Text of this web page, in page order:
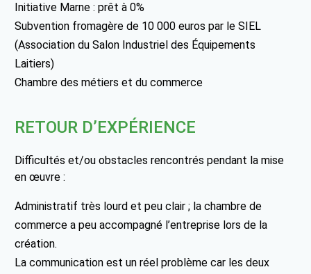
Initiative Marne : prêt à 0%
Subvention fromagère de 10 000 euros par le SIEL
(Association du Salon Industriel des Équipements
Laitiers)
Chambre des métiers et du commerce
RETOUR D’EXPÉRIENCE
Difficultés et/ou obstacles rencontrés pendant la mise
en œuvre :
Administratif très lourd et peu clair ; la chambre de
commerce a peu accompagné l’entreprise lors de la
création.
La communication est un réel problème car les deux